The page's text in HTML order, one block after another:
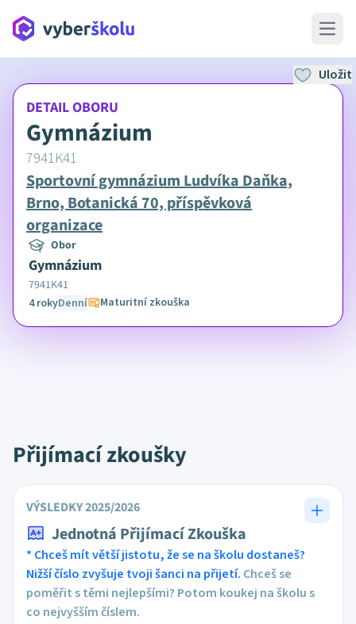
Open
DETAIL OBORU
Gymnázium
7941K41
Sportovní gymnázium Ludvíka Daňka,
Brno, Botanická 70, příspěvková
organizace
Obor
Gymnázium
7941K41
4 rokyDenní Maturitní zkouška
Uložit
Přijímací zkoušky
VÝSLEDKY 2025/2026
Jednotná Přijímací Zkouška
* Chceš mít větší jistotu, že se na školu dostaneš?
Nižší číslo zvyšuje tvoji šanci na přijetí. Chceš se
poměřit s těmi nejlepšími? Potom koukej na školu s
co nejvyšším číslem.